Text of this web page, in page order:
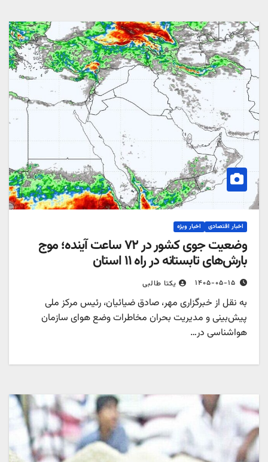
اخبار اقتصادی اخبار ویژه
وضعیت جوی کشور در ۷۲ ساعت آینده؛ موج
بارش‌های تابستانه در راه ۱۱ استان
۱۴۰۵-۰۵-۱۵ یکتا طالبی
به نقل از خبرگزاری مهر، صادق ضیائیان، رئیس مرکز ملی
پیش‌بینی و مدیریت بحران مخاطرات وضع هوای سازمان
هواشناسی در…